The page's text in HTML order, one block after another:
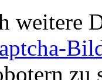
weitere
zu